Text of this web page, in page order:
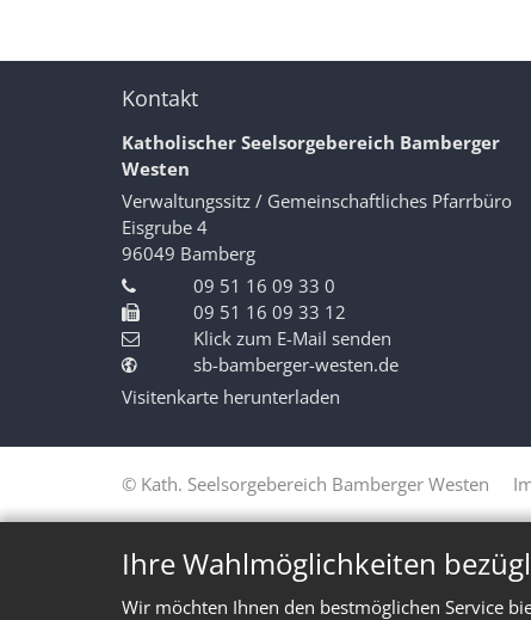
Ihre Wahlmöglichkeiten
Wir möchten Ihnen den bestmöglichen Service
Kontakt
Katholischer Seelsorgebereich Bamberger
Westen
Verwaltungssitz / Gemeinschaftliches Pfarrbüro
Eisgrube 4
96049 Bamberg
09 51 16 09 33 0
09 51 16 09 33 12
Klick zum E-Mail senden
sb-bamberger-westen.de
Visitenkarte herunterladen
© Kath. Seelsorgebereich Bamberger Westen